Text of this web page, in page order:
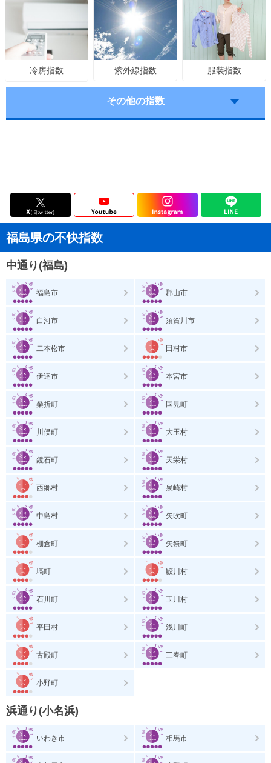
冷房指数 紫外線指数 服装指数
その他の指数
福島県の不快指数
中通り(福島)
福島市 郡山市
白河市 須賀川市
二本松市 田村市
伊達市 本宮市
桑折町 国見町
川俣町 大玉村
鏡石町 天栄村
西郷村 泉崎村
中島村 矢吹町
棚倉町 矢祭町
塙町 鮫川村
石川町 玉川村
平田村 浅川町
古殿町 三春町
小野町
浜通り(小名浜)
いわき市 相馬市